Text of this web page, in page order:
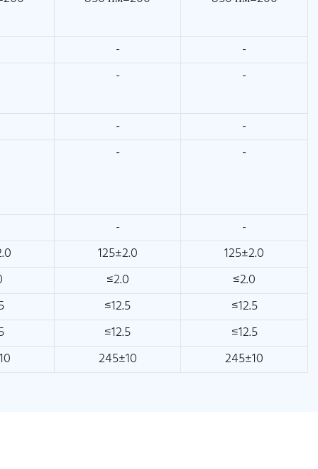
-
-
-
-
-
-
-
-
-
-
125±2.0
125±2.0
≤2.0
≤2.0
≤12.5
≤12.5
≤12.5
≤12.5
245±10 245±10